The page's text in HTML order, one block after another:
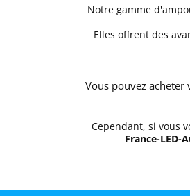
Notre gamme
Elles offrent des
Vous pouvez acheter
Cependant, si vous
France-LED-